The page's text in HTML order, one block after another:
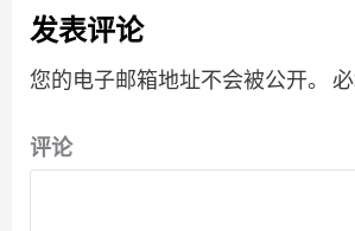
发表评论
您的电子邮箱地址不会被公开。
评论